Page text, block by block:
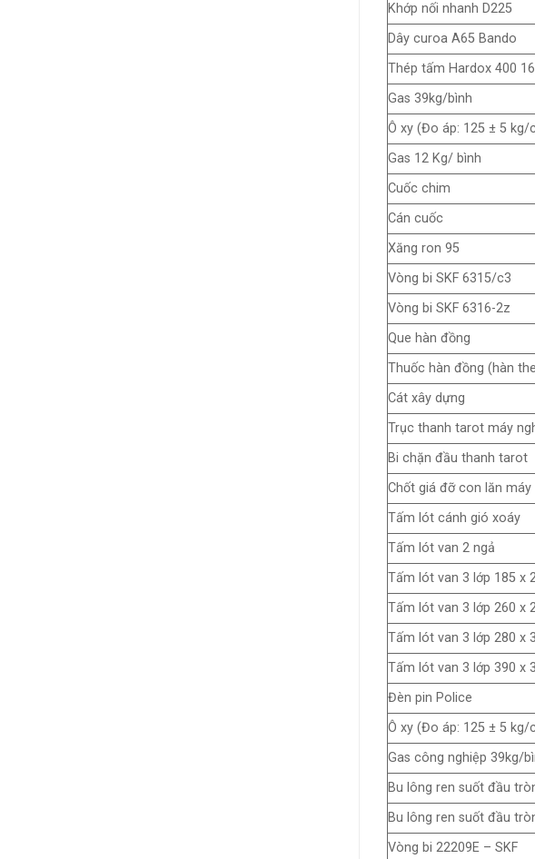
Khớp nối nhanh D225
Dây curoa A65 Bando
Thép tấm Hardox 400
Gas 39kg/bình
Ô xy (Đo áp: 125 ± 5 kg/
Gas 12 Kg/ bình
Cuốc chim
Cán cuốc
Xăng ron 95
Vòng bi SKF 6315/c3
Vòng bi SKF 6316-2z
Que hàn đồng
Thuốc hàn đồng (hàn
Cát xây dựng
Trục thanh tarot máy
Bi chặn đầu thanh tarot
Chốt giá đỡ con lăn máy
Tấm lót cánh gió xoáy
Tấm lót van 2 ngả
Tấm lót van 3 lớp 185 x
Tấm lót van 3 lớp 260 x
Tấm lót van 3 lớp 280 x
Tấm lót van 3 lớp 390 x
Đèn pin Police
Ô xy (Đo áp: 125 ± 5 kg/
Gas công nghiệp 39kg/
Bu lông ren suốt đầu
Bu lông ren suốt đầu
Vòng bi 22209E – SKF